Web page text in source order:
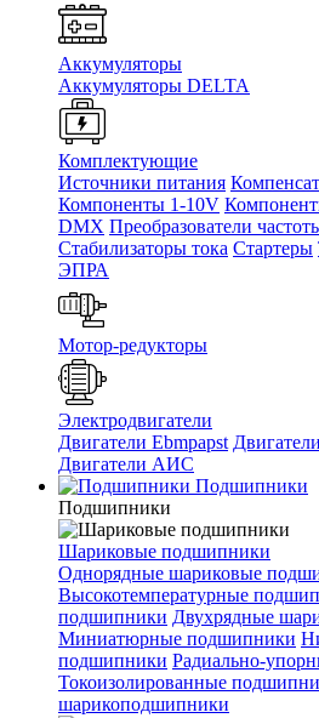
Аккумуляторы
Аккумуляторы DELTA
Комплектующие
Источники питания
Компоненты 1-10V
DMX Преобразователи
Стабилизаторы тока Стартеры
ЭПРА
Мотор-редукторы
Электродвигатели
Двигатели Ebmpapst
Двигатели АИС
Подшипники
Подшипники
Шариковые подшипники
Однорядные шариковые
Высокотемпературные
подшипники Двухрядные
Миниатюрные подшипники
подшипники Радиально-
Токоизолированные
шарикоподшипники